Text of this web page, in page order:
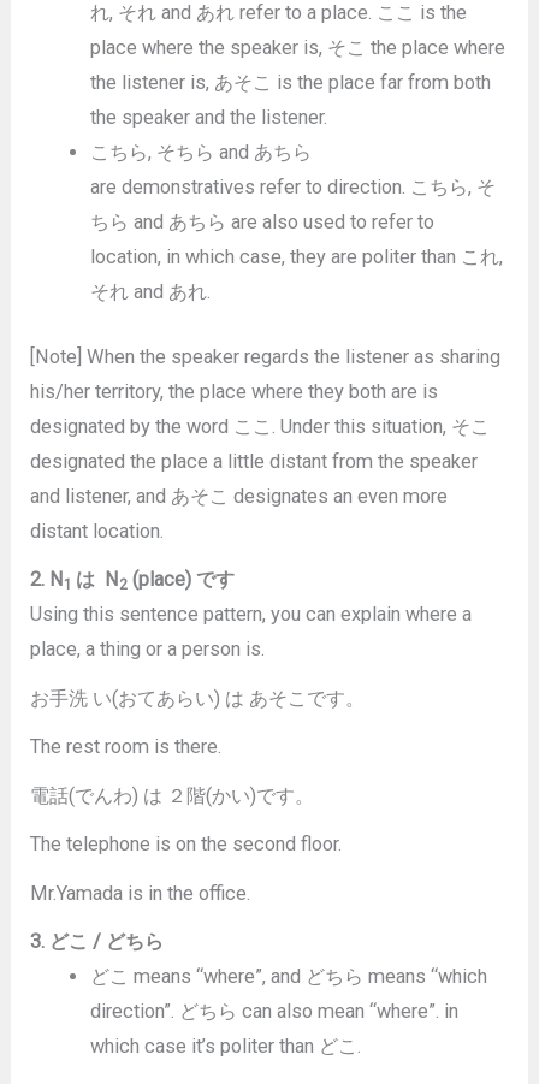
れ, それ and あれ refer to a place. ここ is the
place where the speaker is, そこ the place where
the listener is, あそこ is the place far from both
the speaker and the listener.
こちら, そちら and あちら
are demonstratives refer to direction. こちら, そ
ちら and あちら are also used to refer to
location, in which case, they are politer than これ,
それ and あれ.
[Note] When the speaker regards the listener as sharing
his/her territory, the place where they both are is
designated by the word ここ. Under this situation, そこ
designated the place a little distant from the speaker
and listener, and あそこ designates an even more
distant location.
2. N1 は N2 (place) です
Using this sentence pattern, you can explain where a
place, a thing or a person is.
お手洗 い(おてあらい) は あそこです。
The rest room is there.
電話(でんわ) は ２階(かい)です。
The telephone is on the second floor.
Mr.Yamada is in the office.
3. どこ / どちら
どこ means “where”, and どちら means “which
direction”. どちら can also mean “where”. in
which case it’s politer than どこ.